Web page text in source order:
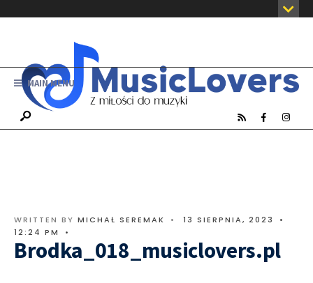
MAIN MENU
WRITTEN BY MICHAŁ SEREMAK • 13 SIERPNIA, 2023
•
12:24 PM
•
Brodka_018_musiclovers.pl